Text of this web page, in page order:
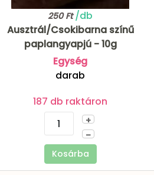
250 Ft/db
Ausztrál/Csokibarna színű
paplangyapjú - 10g
Egység
darab
187 db raktáron
+
–
Kosárba